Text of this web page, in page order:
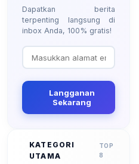
Dapatkan berita
terpenting langsung di
inbox Anda, 100% gratis!
Langganan
Sekarang
KATEGORI
UTAMA
TOP
8